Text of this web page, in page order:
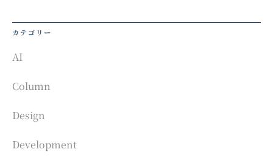
カテゴリー
AI
Column
Design
Development